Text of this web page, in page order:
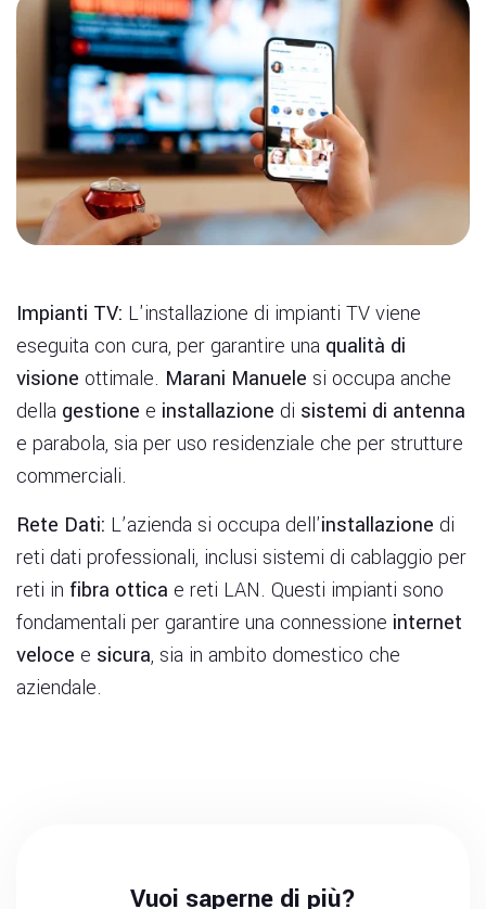
Impianti TV: L'installazione di impianti TV viene
eseguita con cura, per garantire una qualità di
visione ottimale. Marani Manuele si occupa anche
della gestione e installazione di sistemi di antenna
e parabola, sia per uso residenziale che per strutture
commerciali.
Rete Dati: L’azienda si occupa dell'installazione di
reti dati professionali, inclusi sistemi di cablaggio per
reti in fibra ottica e reti LAN. Questi impianti sono
fondamentali per garantire una connessione internet
veloce e sicura, sia in ambito domestico che
aziendale.
Vuoi saperne di più?